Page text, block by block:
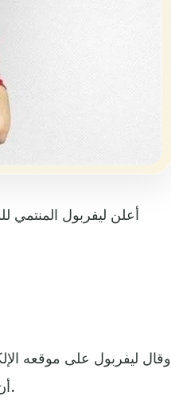
أعلن ليفربول المنتمي
وقال ليفربول على موقعه
أن هداف الدوري الإنجليزي ارتبط بعقد حتى نهاية موسم 2022-2023.